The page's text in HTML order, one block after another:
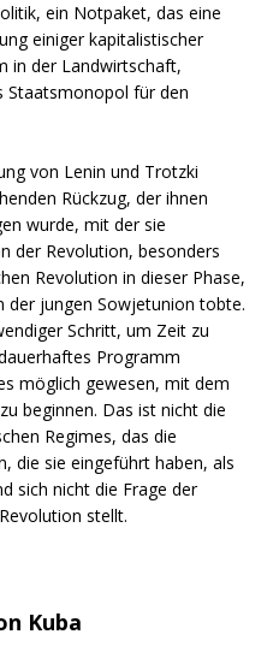
ein Notpaket, das eine
einiger kapitalistischer
in der Landwirtschaft,
Staatsmonopol für den
von Lenin und Trotzki
Rückzug, der ihnen
wurde, mit der sie
der Revolution, besonders
Revolution in dieser Phase,
der jungen Sowjetunion tobte.
Schritt, um Zeit zu
Programm
möglich gewesen, mit dem
beginnen. Das ist nicht die
Regimes, das die
die sie eingeführt haben, als
sich nicht die Frage der
stellt.
Kuba